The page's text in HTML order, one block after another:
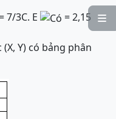

7/3C. E
= 2,15
Y) có bảng phân